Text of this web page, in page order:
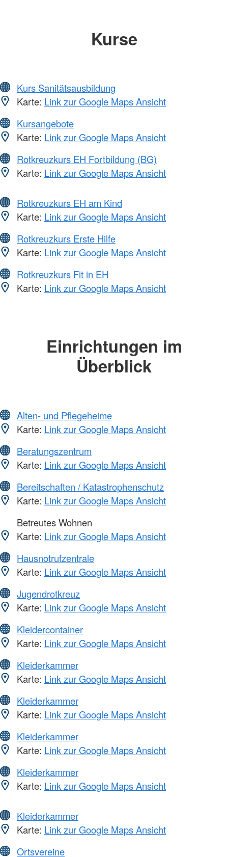
Kurse
Kurs Sanitätsausbildung
Karte: Link zur Google Maps Ansicht
Kursangebote
Karte: Link zur Google Maps Ansicht
Rotkreuzkurs EH Fortbildung (BG)
Karte: Link zur Google Maps Ansicht
Rotkreuzkurs EH am Kind
Karte: Link zur Google Maps Ansicht
Rotkreuzkurs Erste Hilfe
Karte: Link zur Google Maps Ansicht
Rotkreuzkurs Fit in EH
Karte: Link zur Google Maps Ansicht
Einrichtungen im
Überblick
Alten- und Pflegeheime
Karte: Link zur Google Maps Ansicht
Beratungszentrum
Karte: Link zur Google Maps Ansicht
Bereitschaften / Katastrophenschutz
Karte: Link zur Google Maps Ansicht
Betreutes Wohnen
Karte: Link zur Google Maps Ansicht
Hausnotrufzentrale
Karte: Link zur Google Maps Ansicht
Jugendrotkreuz
Karte: Link zur Google Maps Ansicht
Kleidercontainer
Karte: Link zur Google Maps Ansicht
Kleiderkammer
Karte: Link zur Google Maps Ansicht
Kleiderkammer
Karte: Link zur Google Maps Ansicht
Kleiderkammer
Karte: Link zur Google Maps Ansicht
Kleiderkammer
Karte: Link zur Google Maps Ansicht
Kleiderkammer
Karte: Link zur Google Maps Ansicht
Ortsvereine